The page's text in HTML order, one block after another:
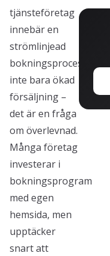
tjänsteföretag
innebär en
strömlinjead
bokningsprocess
inte bara ökad
försäljning –
det är en fråga
om överlevnad.
Många företag
investerar i
bokningsprogram
med egen
hemsida, men
upptäcker
snart att